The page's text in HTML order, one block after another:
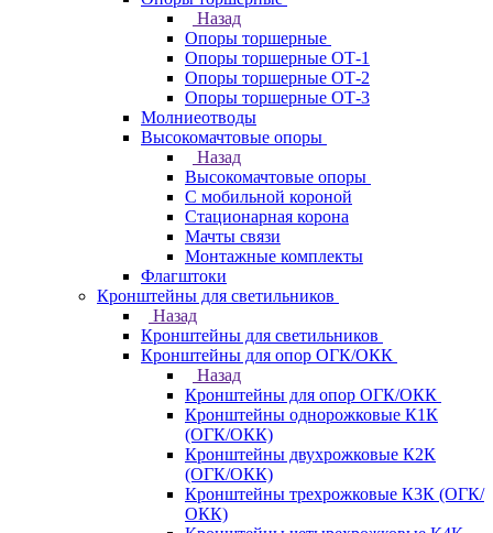
Назад
Опоры торшерные
Опоры торшерные ОТ-1
Опоры торшерные ОТ-2
Опоры торшерные ОТ-3
Молниеотводы
Высокомачтовые опоры
Назад
Высокомачтовые опоры
С мобильной короной
Стационарная корона
Мачты связи
Монтажные комплекты
Флагштоки
Кронштейны для светильников
Назад
Кронштейны для светильников
Кронштейны для опор ОГК/ОКК
Назад
Кронштейны для опор ОГК/ОКК
Кронштейны однорожковые К1К
(ОГК/ОКК)
Кронштейны двухрожковые К2К
(ОГК/ОКК)
Кронштейны трехрожковые К3К (ОГК/
ОКК)